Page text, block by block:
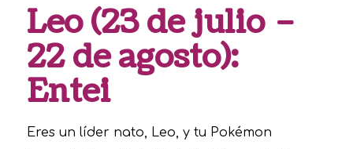
Leo (23 de julio –
22 de agosto):
Entei
Eres un líder nato, Leo, y tu Pokémon